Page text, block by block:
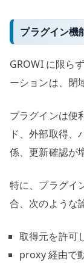
プラグイン機
GROWI に限ら
ーションは、閉
プラグインは便
ド、外部取得、
係、更新確認が
特に、プラグイ
合、次のような
取得元を許可
proxy 経由で